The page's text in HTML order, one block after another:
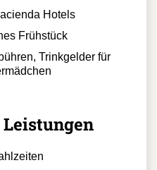
Hotels
Frühstück
Trinkgelder für